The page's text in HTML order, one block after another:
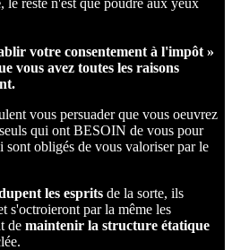
votre consentement à l'impôt »
vous avez toutes les raisons
vous persuader que vous oeuvrez
qui ont BESOIN de vous pour
sont obligés de vous valoriser par le
les esprits de la sorte, ils
s'octroieront par la même les
de maintenir la structure étatique